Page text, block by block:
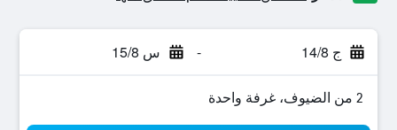
ج 14/8 - س 15/8
2 من الضيوف، غرفة واحدة